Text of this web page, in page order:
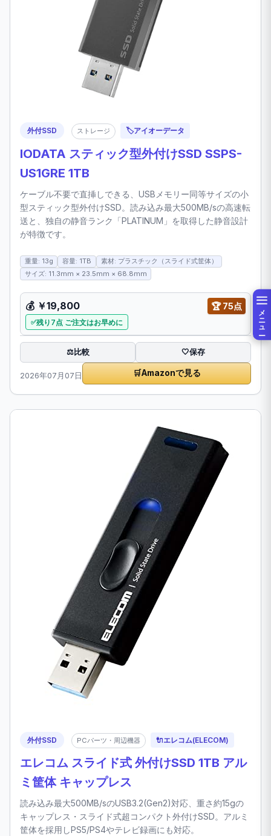
メニュー
外付SSD ストレージ 🏷️アイオーデータ
IODATA スティック型外付けSSD SSPS-
US1GRE 1TB
ケーブル不要で直挿しできる、USBメモリー同等サイズの小
型スティック型外付けSSD。読み込み最大500MB/sの高速転
送と、独自の静音ランク「PLATINUM」を取得した静音設計
が特徴です。
重量: 13g 容量: 1TB
素材: プラスチック（スライド式筐体）
サイズ: 11.3mm × 23.5mm × 68.8mm
💰 ￥19,800 🏆75点
残り7点 ご注文はお早めに
⚖️比較 🤍保存
2026年07月07日 🛒Amazonで見る
外付SSD PCパーツ・周辺機器 🔌エレコム(ELECOM)
エレコム スライド式 外付けSSD 1TB アル
ミ筐体 キャップレス
読み込み最大500MB/sのUSB3.2(Gen2)対応、重さ約15gの
キャップレス・スライド式超コンパクト外付けSSD。アルミ
筐体を採用しPS5/PS4やテレビ録画にも対応。